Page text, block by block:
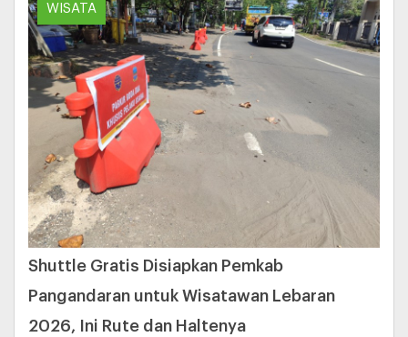
WISATA
Shuttle Gratis Disiapkan Pemkab
Pangandaran untuk Wisatawan Lebaran
2026, Ini Rute dan Haltenya